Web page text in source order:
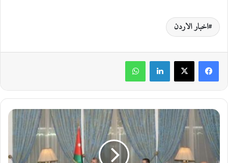
اخبار الاردن
و
ز
ي
ر
د